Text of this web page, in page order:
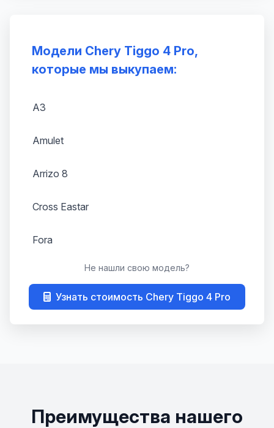
Модели Chery Tiggo 4 Pro,
которые мы выкупаем:
A3
Amulet
Arrizo 8
Cross Eastar
Fora
M11
Не нашли свою модель?
Узнать стоимость Chery Tiggo 4 Pro
Преимущества нашего